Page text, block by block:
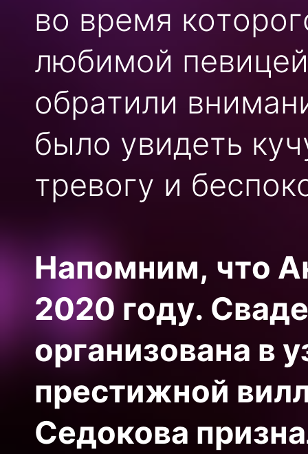
во время
любимой
обратили
было увидеть
тревогу и
Напомним, что
2020 году.
организована в
престижной
Седокова